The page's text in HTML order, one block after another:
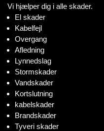
Vi hjælper dig i alle skader.
El skader
Kabelfejl
Overgang
Afledning
Lynnedslag
Stormskader
Vandskader
Kortslutning
kabelskader
Brandskader
Tyveri skader